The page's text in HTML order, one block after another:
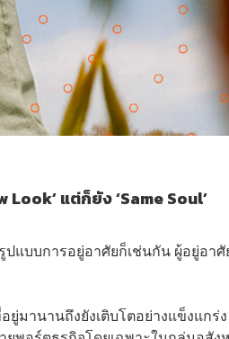
Look’แต่ก็ยัง‘Same Soul’
ปแบบการอยู่อาศัยก็เช่นกัน ผู้อยู่อ
มานานถึงยังเติบโตอย่างแข็งแกร่